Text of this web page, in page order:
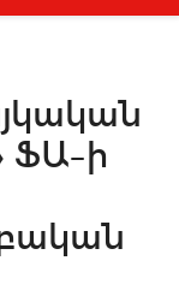
ՖԱ–ի